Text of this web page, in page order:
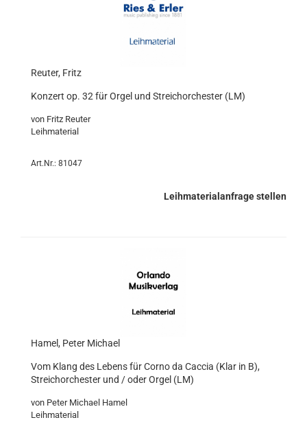
Reuter, Fritz
Konzert op. 32 für Orgel und Streichorchester (LM)
von Fritz Reuter
Leihmaterial
Art.Nr.: 81047
Leihmaterialanfrage stellen
Hamel, Peter Michael
Vom Klang des Lebens für Corno da Caccia (Klar in B),
Streichorchester und / oder Orgel (LM)
von Peter Michael Hamel
Leihmaterial